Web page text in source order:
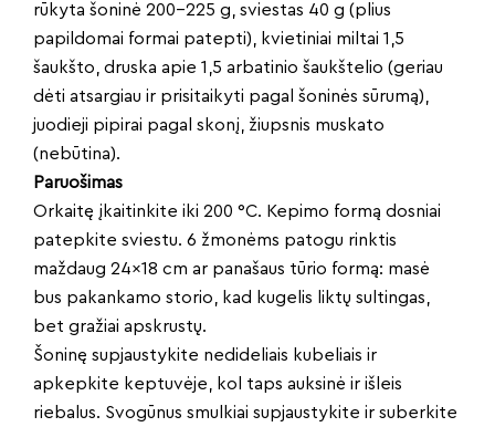
rūkyta šoninė 200–225 g, sviestas 40 g (plius
papildomai formai patepti), kvietiniai miltai 1,5
šaukšto, druska apie 1,5 arbatinio šaukštelio (geriau
dėti atsargiau ir prisitaikyti pagal šoninės sūrumą),
juodieji pipirai pagal skonį, žiupsnis muskato
(nebūtina).
Paruošimas
Orkaitę įkaitinkite iki 200 °C. Kepimo formą dosniai
patepkite sviestu. 6 žmonėms patogu rinktis
maždaug 24×18 cm ar panašaus tūrio formą: masė
bus pakankamo storio, kad kugelis liktų sultingas,
bet gražiai apskrustų.
Šoninę supjaustykite nedideliais kubeliais ir
apkepkite keptuvėje, kol taps auksinė ir išleis
riebalus. Svogūnus smulkiai supjaustykite ir suberkite